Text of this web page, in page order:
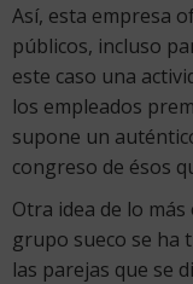
Así, esta empresa
públicos, incluso
este caso una
los empleados
supone un
congreso de ésos
Otra idea de lo
grupo sueco se ha
las parejas que se